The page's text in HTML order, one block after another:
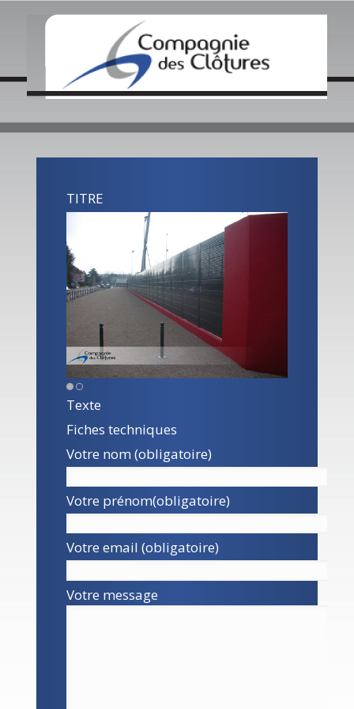
QUI SOMMES NOUS ?
NOS ACTUALITÉS
CRÉATIONS / INOVATIONS
TITRE
Texte
Fiches techniques
Votre nom (obligatoire)
Votre prénom(obligatoire)
Votre email (obligatoire)
Votre message